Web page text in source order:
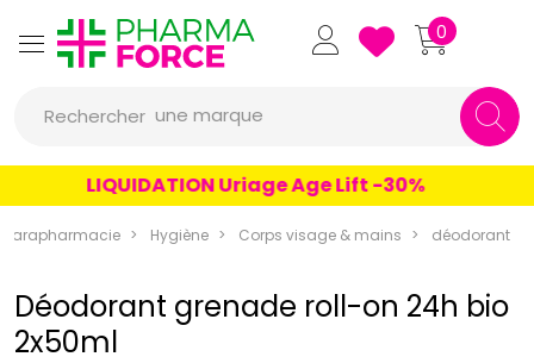
Pharmaforce Grande
0
Rechercher
un produit
une marque
LIQUIDATION Uriage Age Lift -30%
Parapharmacie Hygiène Corps visage & mains déodorant
Déodorant grenade roll-on 24h bio
2x50ml